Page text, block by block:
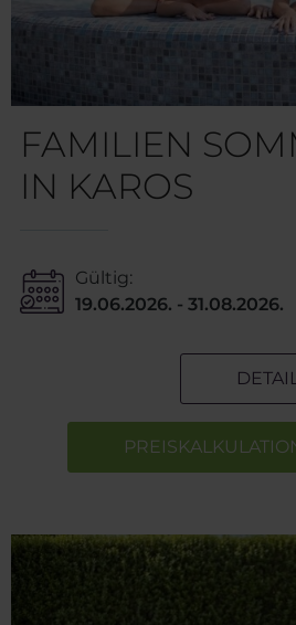
FAMILIEN
IN KAROS
Gültig:
19.06.2026. - 31.08.2026.